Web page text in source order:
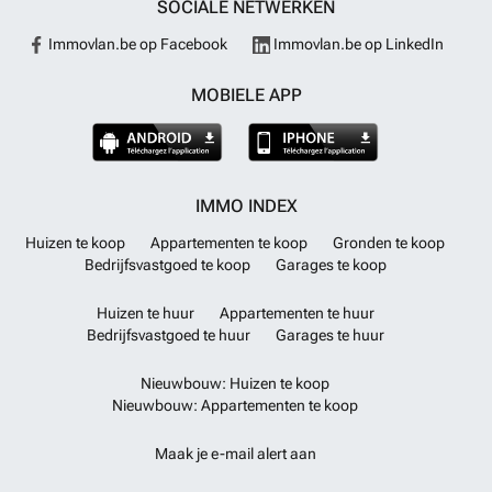
SOCIALE NETWERKEN
Immovlan.be op Facebook Immovlan.be op LinkedIn
MOBIELE APP
IMMO INDEX
Huizen te koop Appartementen te koop
Gronden te koop
Bedrijfsvastgoed te koop
Garages te koop
Huizen te huur
Appartementen te huur
Bedrijfsvastgoed te huur
Garages te huur
Nieuwbouw: Huizen te koop
Nieuwbouw: Appartementen te koop
Maak je e-mail alert aan